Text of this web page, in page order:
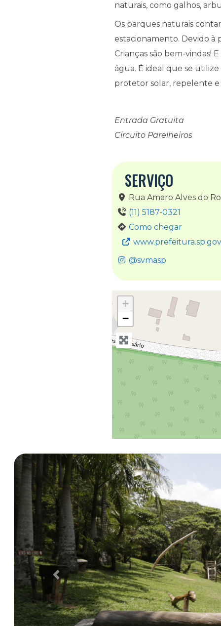
naturais, como galhos,
Os parques naturais
estacionamento. Devido à
Crianças são bem-vindas!
água. É ideal que se
protetor solar, repelente e
Entrada Gratuita
Circuito Parelheiros
SERVIÇO
Rua Amaro Alves do
(11) 5187-0321
Como chegar
www.prefeitura.sp.gov.br/
@svmasp
+
−
Anterior